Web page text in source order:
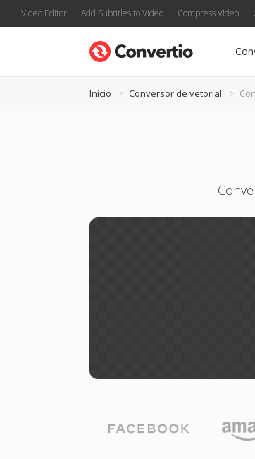
Video Editor Add Subtitles to Video Compress Video
Início Conversor de vetorial